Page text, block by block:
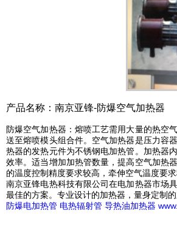
产品名称：南京亚锋-防爆空气加热器
防爆空气加热器：熔喷工艺需用大量的热空
送至熔喷模头组合件。空气加热器是压力容
热器的发热元件为不锈钢电加热管。加热器
效率。适当增加加热管数量，提高空气加热
的温度控制精度要求较高，牵伸空气温度要
南京亚锋电热科技有限公司在电加热器市场
最佳的方案。专业设计的加热器，量身定制
防爆电加热管 电热辐射管 导热油加热器